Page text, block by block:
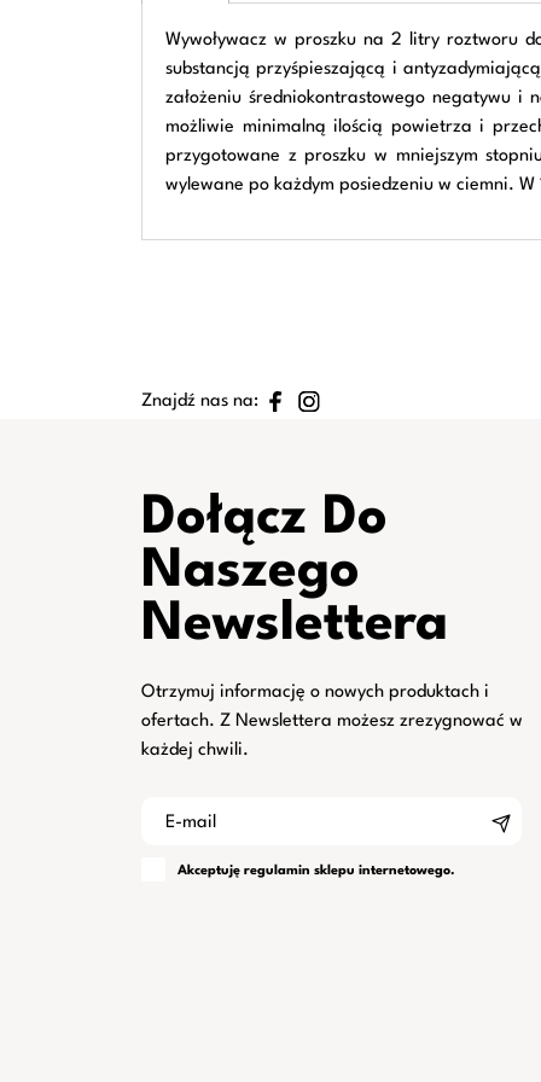
Wywoływacz w proszku na 2 litry roztworu
substancją przyśpieszającą i
założeniu średniokontrastowego negatywu i
możliwie minimalną ilością powietrza i
przygotowane z proszku w mniejszym
wylewane po każdym posiedzeniu w ciemni.
Znajdź nas na:
Dołącz Do
Naszego
Newslettera
Otrzymuj informację o nowych produktach i
ofertach. Z Newslettera możesz zrezygnować w
każdej chwili.
Akceptuję regulamin sklepu internetowego.